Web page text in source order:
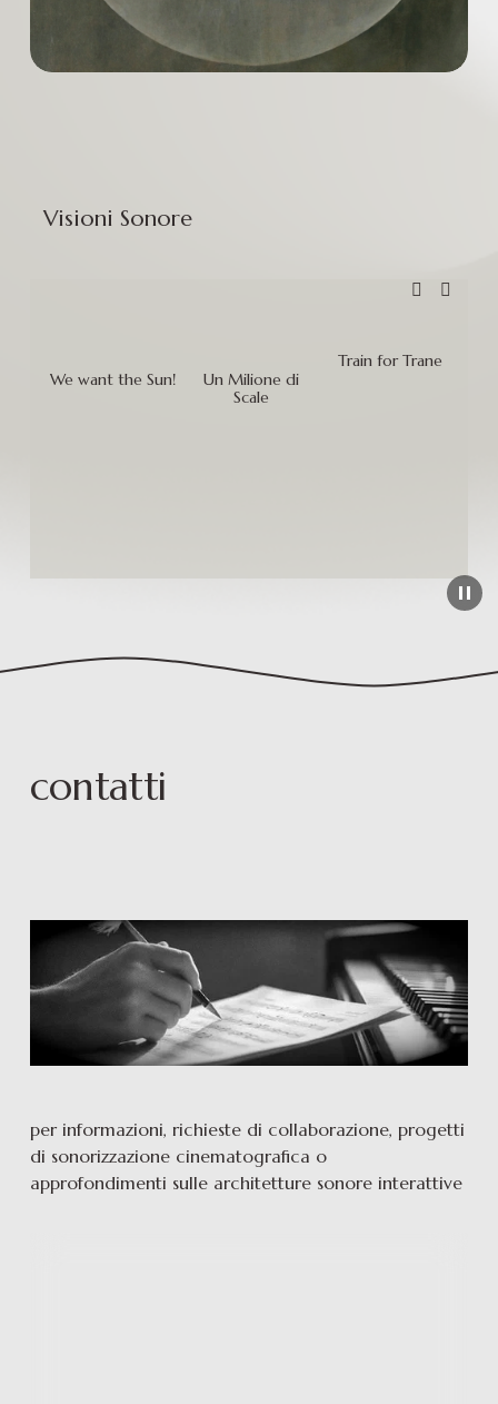
  Visioni Sonore
We want the Sun!
Un Milione di
Scale
Train for Trane
contatti
per informazioni, richieste di collaborazione, progetti
di sonorizzazione cinematografica o
approfondimenti sulle architetture sonore interattive